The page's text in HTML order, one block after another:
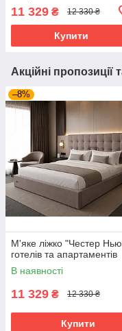
11 329 ₴ 12 330 ₴
Купити
Акційні пропозиції
–8%
М'яке ліжко "Честер
готелів та апартаментів
В наявності
11 329 ₴ 12 330 ₴
Купити